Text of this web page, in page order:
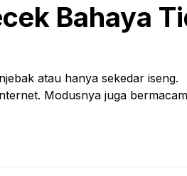
Bahaya
atau hanya sekedar iseng.
Modusnya juga